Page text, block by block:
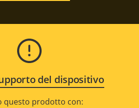
del dispositivo
questo prodotto con: